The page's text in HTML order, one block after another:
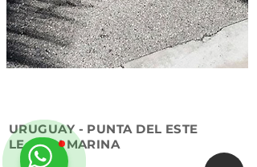
URUGUAY - PUNTA DEL ESTE
LE COIN MARINA